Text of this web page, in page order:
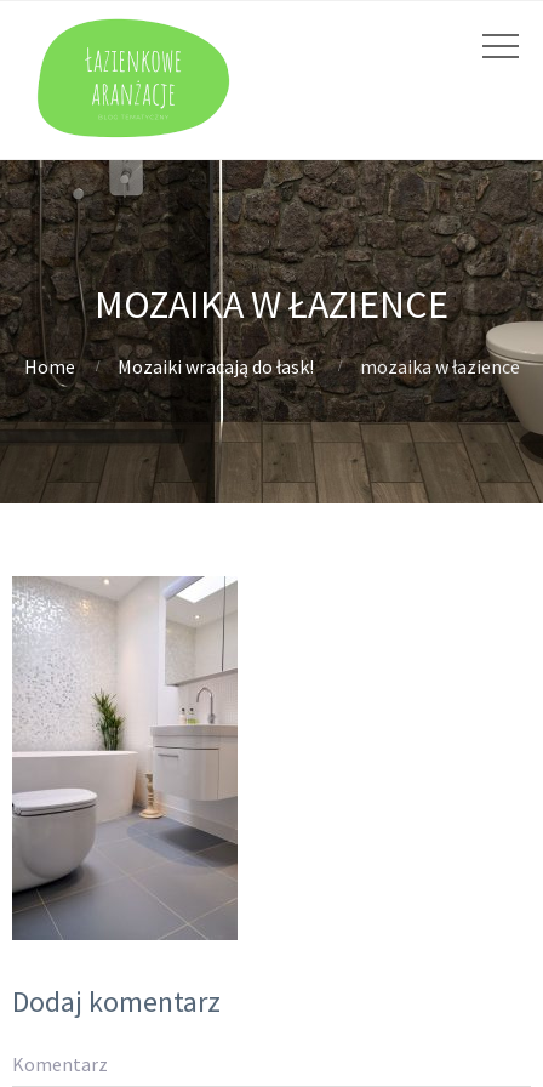
MOZAIKA W ŁAZIENCE
Home Mozaiki wracają do łask! mozaika w łazience
Dodaj komentarz
Komentarz